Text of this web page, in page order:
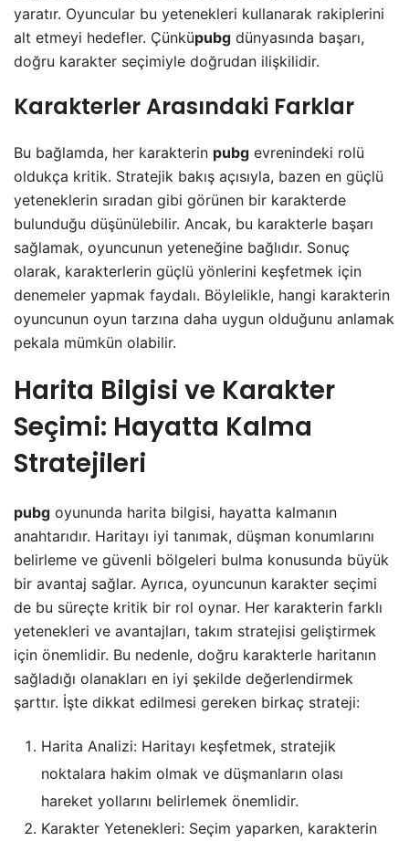
yaratır. Oyuncular bu yetenekleri kullanarak rakiplerini
alt etmeyi hedefler. Çünküpubg dünyasında başarı,
doğru karakter seçimiyle doğrudan ilişkilidir.
Karakterler Arasındaki Farklar
Bu bağlamda, her karakterin pubg evrenindeki rolü
oldukça kritik. Stratejik bakış açısıyla, bazen en güçlü
yeteneklerin sıradan gibi görünen bir karakterde
bulunduğu düşünülebilir. Ancak, bu karakterle başarı
sağlamak, oyuncunun yeteneğine bağlıdır. Sonuç
olarak, karakterlerin güçlü yönlerini keşfetmek için
denemeler yapmak faydalı. Böylelikle, hangi karakterin
oyuncunun oyun tarzına daha uygun olduğunu anlamak
pekala mümkün olabilir.
Harita Bilgisi ve Karakter
Seçimi: Hayatta Kalma
Stratejileri
pubg oyununda harita bilgisi, hayatta kalmanın
anahtarıdır. Haritayı iyi tanımak, düşman konumlarını
belirleme ve güvenli bölgeleri bulma konusunda büyük
bir avantaj sağlar. Ayrıca, oyuncunun karakter seçimi
de bu süreçte kritik bir rol oynar. Her karakterin farklı
yetenekleri ve avantajları, takım stratejisi geliştirmek
için önemlidir. Bu nedenle, doğru karakterle haritanın
sağladığı olanakları en iyi şekilde değerlendirmek
şarttır. İşte dikkat edilmesi gereken birkaç strateji:
Harita Analizi: Haritayı keşfetmek, stratejik
noktalara hakim olmak ve düşmanların olası
hareket yollarını belirlemek önemlidir.
Karakter Yetenekleri: Seçim yaparken, karakterin